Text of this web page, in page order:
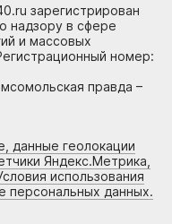
зарегистрирован
надзору в сфере
и массовых
номер:
правда –
данные геолокации
Яндекс.Метрика,
использования
персональных данных.